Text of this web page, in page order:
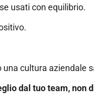
usati con equilibrio.
cultura aziendale
dal tuo team, non